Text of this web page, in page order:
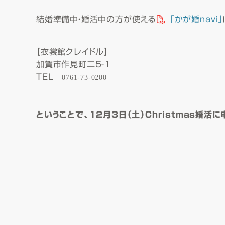
結婚準備中・婚活中の方が使える 「かが婚navi」
【衣裳館クレイドル】
加賀市作見町二5-1
TEL0761-73-0200
ということで、12月3日（土）Christmas婚活に